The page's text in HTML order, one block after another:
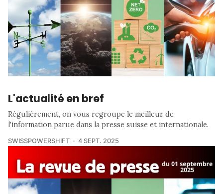
L'actualité en bref
Régulièrement, on vous regroupe le meilleur de
l'information parue dans la presse suisse et internationale.
SWISSPOWERSHIFT 4 SEPT. 2025